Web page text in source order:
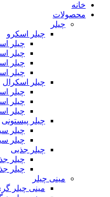
خانه
محصولات
چیلر
چیلر اسکرو
چیلر
چیلر
چیلر
چیلر
چیلر اسکرال
چیلر
چیلر
چیلر
چیلر پیستونی
چیلر
چیلر
چیلر جذبی
چیلر
چیلر
مینی چیلر
مینی چیلر